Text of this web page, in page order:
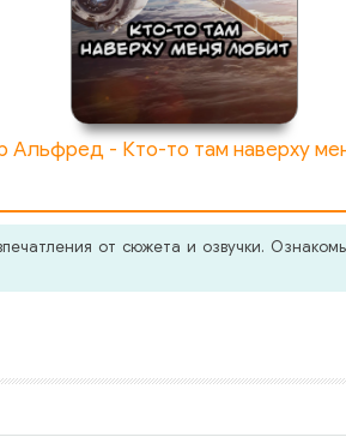
Альфред - Кто-то там наверху
от сюжета и озвучки.